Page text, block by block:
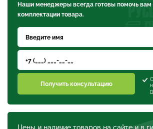
Наши менеджеры всегда готовы помочь вам
комплектации товара.
Получить консультацию